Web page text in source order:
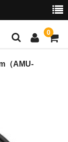
0
（AMU-